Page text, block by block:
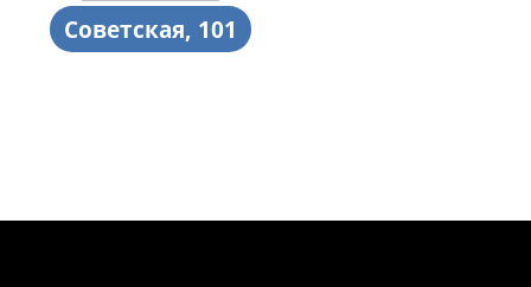
Советская, 101